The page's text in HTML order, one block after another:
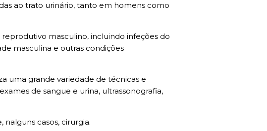
ao trato urinário, tanto em homens como
masculino, incluindo infeções do
masculina e outras condições
uma grande variedade de técnicas e
de sangue e urina, ultrassonografia,
casos, cirurgia.